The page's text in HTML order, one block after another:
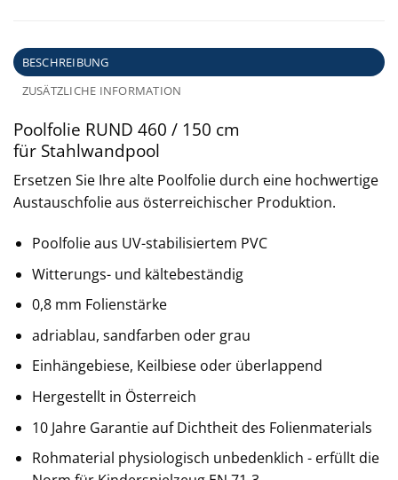
BESCHREIBUNG
ZUSÄTZLICHE INFORMATION
Poolfolie RUND 460 / 150 cm
für Stahlwandpool
Ersetzen Sie Ihre alte Poolfolie durch eine hochwertige
Austauschfolie aus österreichischer Produktion.
Poolfolie aus UV-stabilisiertem PVC
Witterungs- und kältebeständig
0,8 mm Folienstärke
adriablau, sandfarben oder grau
Einhängebiese, Keilbiese oder überlappend
Hergestellt in Österreich
10 Jahre Garantie auf Dichtheit des Folienmaterials
Rohmaterial physiologisch unbedenklich - erfüllt die